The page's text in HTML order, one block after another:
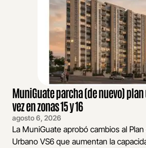
MuniGuate parcha (de nuevo)
vez en zonas 15 y 16
agosto 6, 2026
La MuniGuate aprobó cambios al
Urbano VS6 que aumentan la